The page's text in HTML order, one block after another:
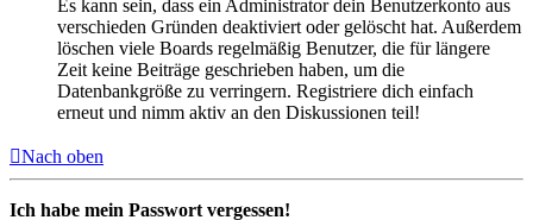
Es kann sein, dass ein Administrator dein Benutzerkonto aus
verschieden Gründen deaktiviert oder gelöscht hat. Außerdem
löschen viele Boards regelmäßig Benutzer, die für längere
Zeit keine Beiträge geschrieben haben, um die
Datenbankgröße zu verringern. Registriere dich einfach
erneut und nimm aktiv an den Diskussionen teil!
Nach oben
Ich habe mein Passwort vergessen!